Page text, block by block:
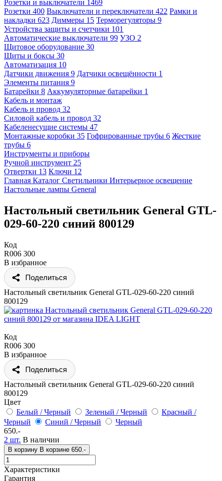
Розетки и выключатели 1469
Розетки 400 Выключатели и переключатели 422 Рамки и
накладки 623 Диммеры 15 Терморегуляторы 9
Устройства защиты и счетчики 101
Автоматические выключатели 99 УЗО 2
Щитовое оборудование 30
Щиты и боксы 30
Автоматизация 10
Датчики движения 9 Датчики освещённости 1
Элементы питания 9
Батарейки 8 Аккумуляторные батарейки 1
Кабель и монтаж
Кабель и провод 32
Силовой кабель и провод 32
Кабеленесущие системы 47
Монтажные коробки 35 Гофрированные трубы 6 Жесткие
трубы 6
Инструменты и приборы
Ручной инструмент 25
Отвертки 13 Ключи 12
Главная Каталог Светильники Интерьерное освещение
Настольные лампы General
Настольный светильник General GTL-
029-60-220 синий 800129
Код
R006 300
В избранное
Поделиться
Настольный светильник General GTL-029-60-220 синий
800129
Код
R006 300
В избранное
Поделиться
Настольный светильник General GTL-029-60-220 синий
800129
Цвет
Белый / Черный
Зеленый / Черный
Красный /
Черный
Синий / Черный
Черный
650.-
2 шт. В наличии
В корзину В корзине 650.-
Характеристики
Гарантия